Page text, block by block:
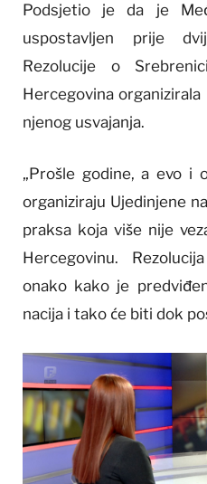
Podsjetio je da je
uspostavljen prije
Rezolucije o
Hercegovina
njenog usvajanja.
„Prošle godine, a evo i
organiziraju Ujedinjene
praksa koja više nije
Hercegovinu.
onako kako je
nacija i tako će biti dok